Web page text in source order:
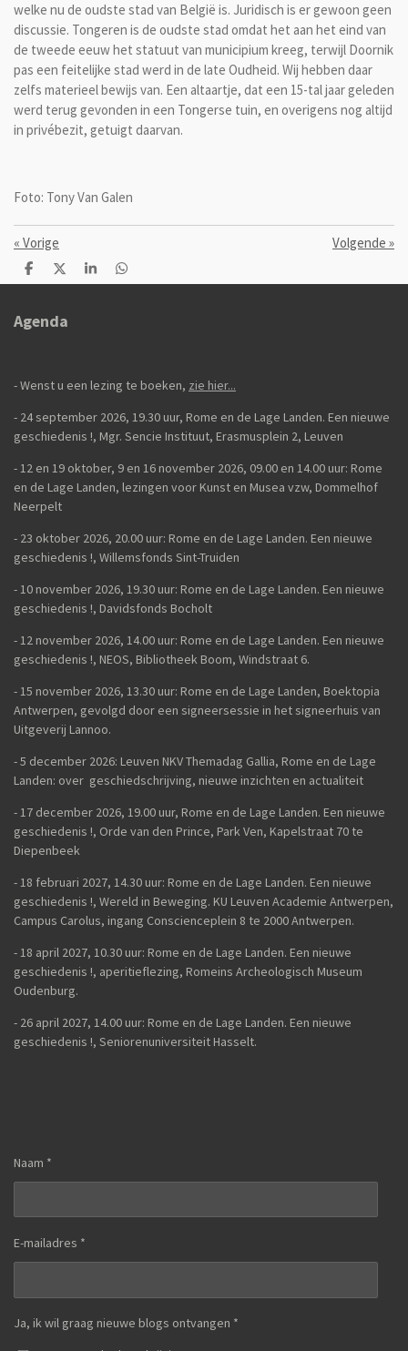
welke nu de oudste stad van België is. Juridisch is er gewoon geen
discussie. Tongeren is de oudste stad omdat het aan het eind van
de tweede eeuw het statuut van municipium kreeg, terwijl Doornik
pas een feitelijke stad werd in de late Oudheid. Wij hebben daar
zelfs materieel bewijs van. Een altaartje, dat een 15-tal jaar geleden
werd terug gevonden in een Tongerse tuin, en overigens nog altijd
in privébezit, getuigt daarvan.
Foto: Tony Van Galen
« Vorige Volgende »
D
e
n
D
e
S
h
D
e
Agenda
- Wenst u een lezing te boeken, zie hier...
- 24 september 2026, 19.30 uur, Rome en de Lage Landen. Een nieuwe
geschiedenis !, Mgr. Sencie Instituut, Erasmusplein 2, Leuven
- 12 en 19 oktober, 9 en 16 november 2026, 09.00 en 14.00 uur: Rome
en de Lage Landen, lezingen voor Kunst en Musea vzw, Dommelhof
Neerpelt
- 23 oktober 2026, 20.00 uur: Rome en de Lage Landen. Een nieuwe
geschiedenis !, Willemsfonds Sint-Truiden
- 10 november 2026, 19.30 uur: Rome en de Lage Landen. Een nieuwe
geschiedenis !, Davidsfonds Bocholt
- 12 november 2026, 14.00 uur: Rome en de Lage Landen. Een nieuwe
geschiedenis !, NEOS, Bibliotheek Boom, Windstraat 6.
- 15 november 2026, 13.30 uur: Rome en de Lage Landen, Boektopia
Antwerpen, gevolgd door een signeersessie in het signeerhuis van
Uitgeverij Lannoo.
- 5 december 2026: Leuven NKV Themadag Gallia, Rome en de Lage
Landen: over geschiedschrijving, nieuwe inzichten en actualiteit
- 17 december 2026, 19.00 uur, Rome en de Lage Landen. Een nieuwe
geschiedenis !, Orde van den Prince, Park Ven, Kapelstraat 70 te
Diepenbeek
- 18 februari 2027, 14.30 uur: Rome en de Lage Landen. Een nieuwe
geschiedenis !, Wereld in Beweging. KU Leuven Academie Antwerpen,
Campus Carolus, ingang Conscienceplein 8 te 2000 Antwerpen.
- 18 april 2027, 10.30 uur: Rome en de Lage Landen. Een nieuwe
geschiedenis !, aperitieflezing, Romeins Archeologisch Museum
Oudenburg.
- 26 april 2027, 14.00 uur: Rome en de Lage Landen. Een nieuwe
geschiedenis !, Seniorenuniversiteit Hasselt.
Naam *
E-mailadres *
Ja, ik wil graag nieuwe blogs ontvangen *